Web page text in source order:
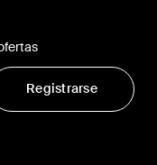
Registrarse